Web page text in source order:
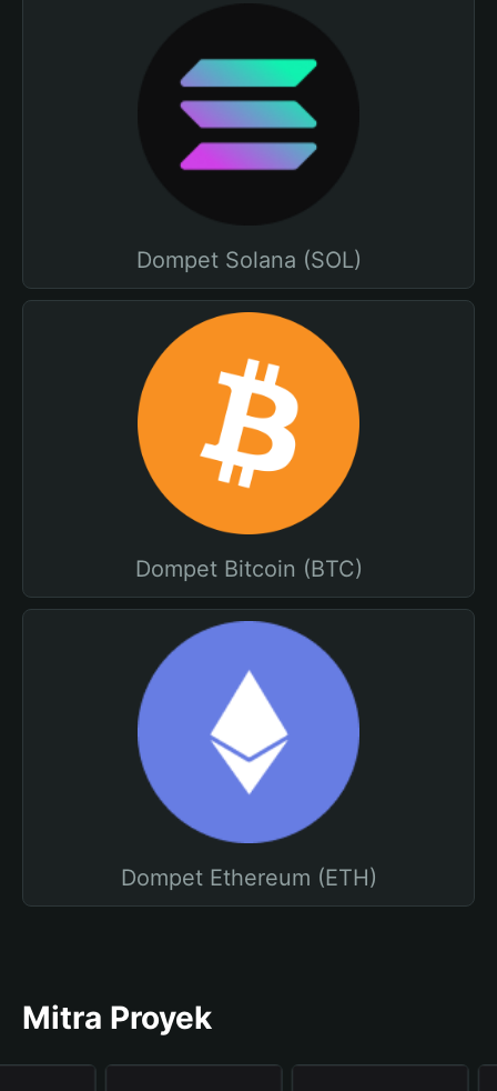
Dompet Solana (SOL)
Dompet Bitcoin (BTC)
Dompet Ethereum (ETH)
Mitra Proyek